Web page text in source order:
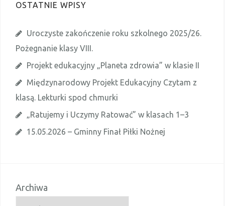
d
e
n
e
OSTATNIE WPISY
Uroczyste zakończenie roku szkolnego 2025/26.
Pożegnanie klasy VIII.
Projekt edukacyjny „Planeta zdrowia” w klasie II
Międzynarodowy Projekt Edukacyjny Czytam z
klasą. Lekturki spod chmurki
„Ratujemy i Uczymy Ratować” w klasach 1–3
15.05.2026 – Gminny Finał Piłki Nożnej
Archiwa